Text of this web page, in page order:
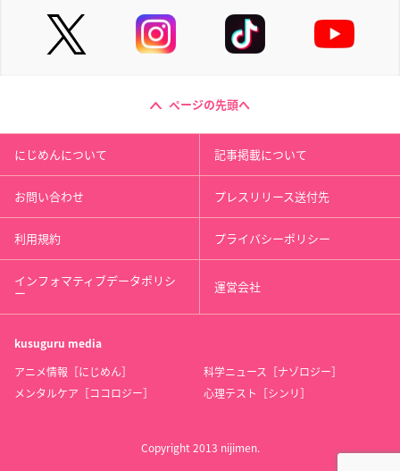
ページの先頭へ
にじめんについて 記事掲載について
お問い合わせ プレスリリース送付先
利用規約 プライバシーポリシー
インフォマティブデータポリシ
ー 運営会社
kusuguru media
アニメ情報［にじめん］
科学ニュース［ナゾロジー］
メンタルケア［ココロジー］
心理テスト［シンリ］
Copyright 2013 nijimen.